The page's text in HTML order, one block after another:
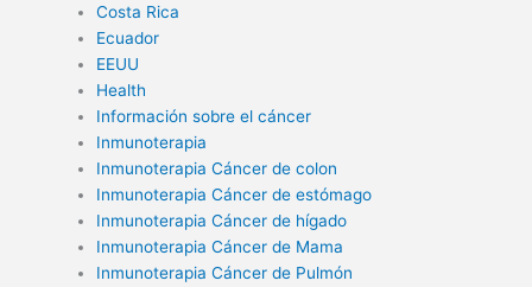
Costa Rica
Ecuador
EEUU
Health
Información sobre el cáncer
Inmunoterapia
Inmunoterapia Cáncer de colon
Inmunoterapia Cáncer de estómago
Inmunoterapia Cáncer de hígado
Inmunoterapia Cáncer de Mama
Inmunoterapia Cáncer de Pulmón